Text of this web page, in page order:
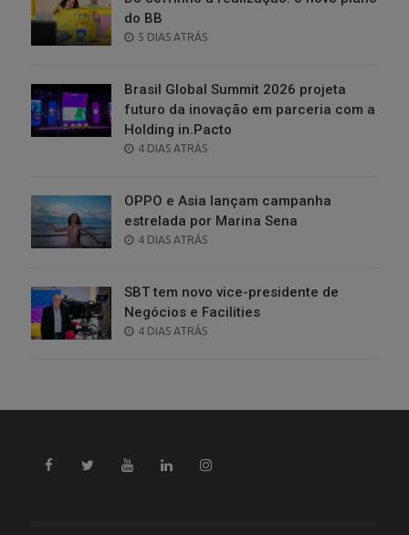
do BB
POSTED
5 DIAS ATRÁS
Brasil Global Summit 2026 projeta
futuro da inovação em parceria com a
Holding in.Pacto
POSTED
4 DIAS ATRÁS
OPPO e Asia lançam campanha
estrelada por Marina Sena
POSTED
4 DIAS ATRÁS
SBT tem novo vice-presidente de
Negócios e Facilities
POSTED
4 DIAS ATRÁS